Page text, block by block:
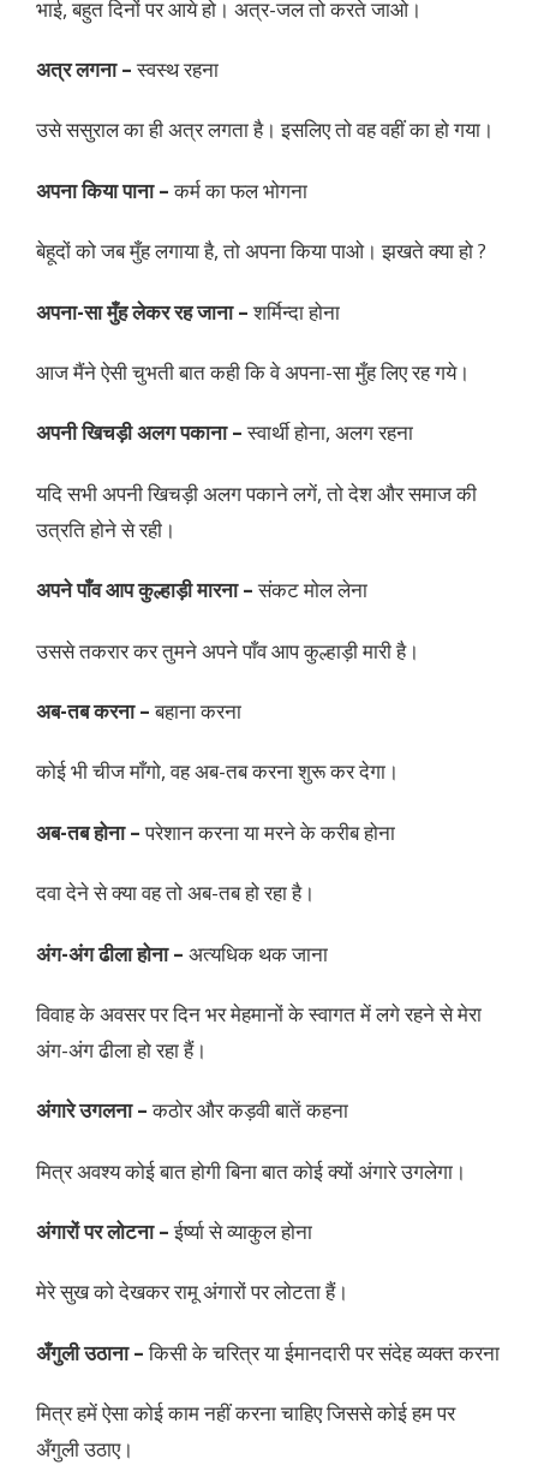
भाई, बहुत दिनों पर आये हो। अत्र-जल तो करते जाओ।
अत्र लगना –स्वस्थ रहना
उसे ससुराल का ही अत्र लगता है। इसलिए तो वह वहीं का हो गया।
अपना किया पाना –कर्म का फल भोगना
बेहूदों को जब मुँह लगाया है, तो अपना किया पाओ। झखते क्या हो ?
अपना-सा मुँह लेकर रह जाना –शर्मिन्दा होना
आज मैंने ऐसी चुभती बात कही कि वे अपना-सा मुँह लिए रह गये।
अपनी खिचड़ी अलग पकाना –स्वार्थी होना, अलग रहना
यदि सभी अपनी खिचड़ी अलग पकाने लगें, तो देश और समाज की
उत्रति होने से रही।
अपने पाँव आप कुल्हाड़ी मारना –संकट मोल लेना
उससे तकरार कर तुमने अपने पाँव आप कुल्हाड़ी मारी है।
अब-तब करना –बहाना करना
कोई भी चीज माँगो, वह अब-तब करना शुरू कर देगा।
अब-तब होना –परेशान करना या मरने के करीब होना
दवा देने से क्या वह तो अब-तब हो रहा है।
अंग-अंग ढीला होना – अत्यधिक थक जाना
विवाह के अवसर पर दिन भर मेहमानों के स्वागत में लगे रहने से मेरा
अंग-अंग ढीला हो रहा हैं।
अंगारे उगलना –कठोर और कड़वी बातें कहना
मित्र अवश्य कोई बात होगी बिना बात कोई क्यों अंगारे उगलेगा।
अंगारों पर लोटना –ईर्ष्या से व्याकुल होना
मेरे सुख को देखकर रामू अंगारों पर लोटता हैं।
अँगुली उठाना –किसी के चरित्र या ईमानदारी पर संदेह व्यक्त करना
मित्र हमें ऐसा कोई काम नहीं करना चाहिए जिससे कोई हम पर
अँगुली उठाए।